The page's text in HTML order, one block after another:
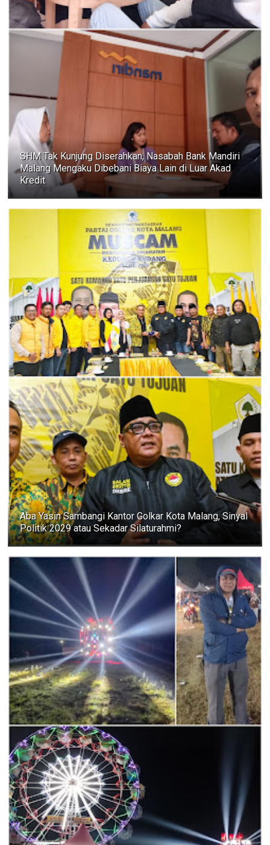
SHM Tak Kunjung Diserahkan, Nasabah Bank Mandiri
Malang Mengaku Dibebani Biaya Lain di Luar Akad
Kredit
Aba Yasin Sambangi Kantor Golkar Kota Malang, Sinyal
Politik 2029 atau Sekadar Silaturahmi?